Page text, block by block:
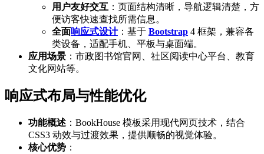
用户友好交互 ：页面结构清晰，导航逻辑清楚，方
便访客快速查找所需信息。
全面响应式设计：基于 Bootstrap 4 框架，兼容各
类设备，适配手机、平板与桌面端。
应用场景 ：市政图书馆官网、社区阅读中心平台、教育
文化网站等。
响应式布局与性能优化
功能概述 ：BookHouse 模板采用现代网页技术，结合
CSS3 动效与过渡效果，提供顺畅的视觉体验。
核心优势 ：